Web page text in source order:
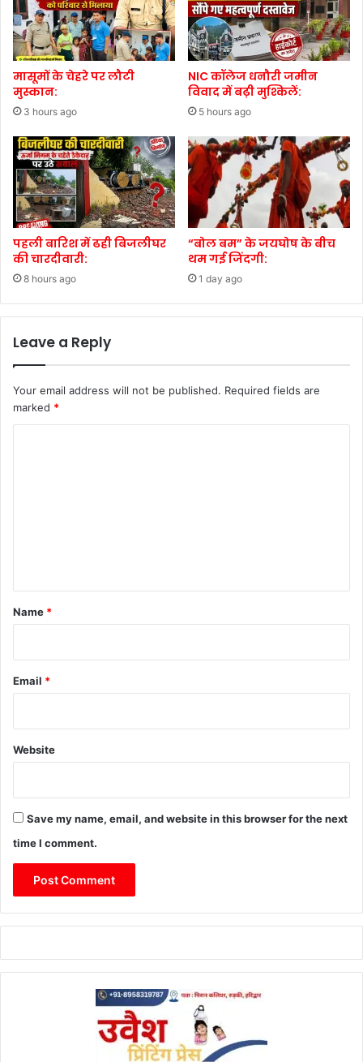
मासूमों के चेहरे पर लौटी
मुस्कान:
3 hours ago
NIC कॉलेज धनौरी जमीन
विवाद में बढ़ी मुश्किलें:
5 hours ago
पहली बारिश में ढही बिजलीघर
की चारदीवारी:
8 hours ago
“बोल बम” के जयघोष के बीच
थम गई जिंदगी:
1 day ago
Leave a Reply
Your email address will not be published. Required fields are
marked *
*
Name *
Email *
Website
Save my name, email, and website in this browser for the next
time I comment.